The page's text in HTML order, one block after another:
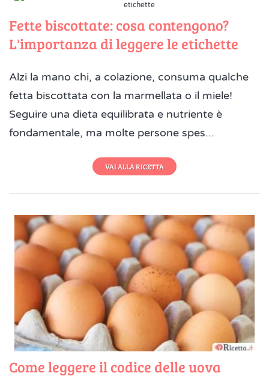
Fette biscottate: cosa contengono?
L'importanza di leggere le etichette
Alzi la mano chi, a colazione, consuma qualche
fetta biscottata con la marmellata o il miele!
Seguire una dieta equilibrata e nutriente è
fondamentale, ma molte persone spes...
VAI ALLA RICETTA
Come leggere il codice delle uova